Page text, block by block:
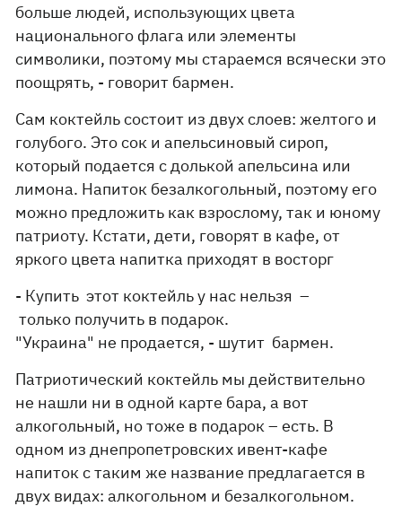
больше людей, использующих цвета
национального флага или элементы
символики, поэтому мы стараемся всячески это
поощрять, - говорит бармен.
Сам коктейль состоит из двух слоев: желтого и
голубого. Это сок и апельсиновый сироп,
который подается с долькой апельсина или
лимона. Напиток безалкогольный, поэтому его
можно предложить как взрослому, так и юному
патриоту. Кстати, дети, говорят в кафе, от
яркого цвета напитка приходят в восторг
- Купить этот коктейль у нас нельзя –
только получить в подарок.
"Украина" не продается, - шутит бармен.
Патриотический коктейль мы действительно
не нашли ни в одной карте бара, а вот
алкогольный, но тоже в подарок – есть. В
одном из днепропетровских ивент-кафе
напиток с таким же название предлагается в
двух видах: алкогольном и безалкогольном.